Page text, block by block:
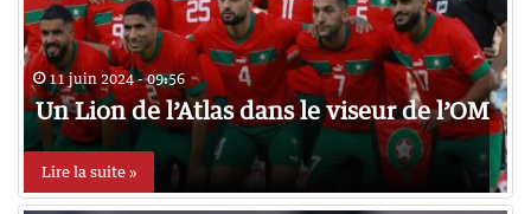
11 juin 2024 - 09:56
Un Lion de l’Atlas dans le viseur de l’OM
Lire la suite »